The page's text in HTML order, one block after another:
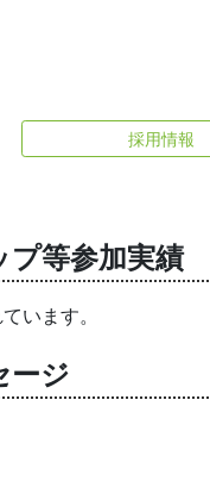
採用情報
等参加実績
います。
ージ